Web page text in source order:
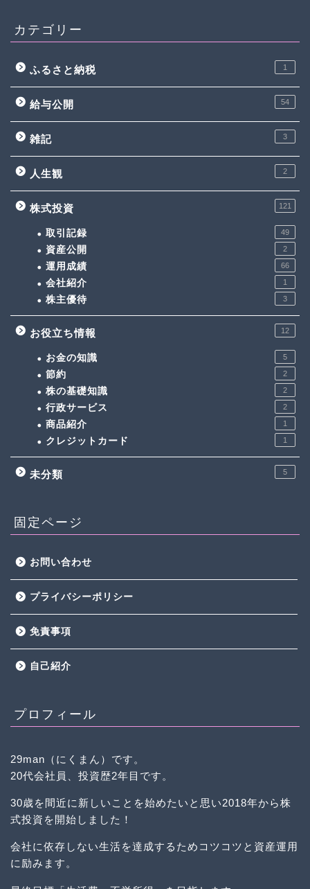
カテゴリー
ふるさと納税 1
給与公開 54
雑記 3
人生観 2
株式投資 121
取引記録 49
資産公開 2
運用成績 66
会社紹介 1
株主優待 3
お役立ち情報 12
お金の知識 5
節約 2
株の基礎知識 2
行政サービス 2
商品紹介 1
クレジットカード 1
未分類 5
固定ページ
お問い合わせ
プライバシーポリシー
免責事項
自己紹介
プロフィール
29man（にくまん）です。
20代会社員、投資歴2年目です。
30歳を間近に新しいことを始めたいと思い2018年から株
式投資を開始しました！
会社に依存しない生活を達成するためコツコツと資産運用
に励みます。